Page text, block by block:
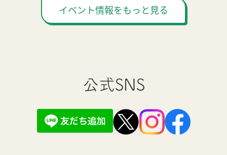
イベント情報をもっと見る
公式SNS